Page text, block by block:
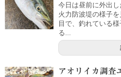
今日は昼前に外出
火力防波堤の様子
目で、釣れている
る...
アオリイカ調査